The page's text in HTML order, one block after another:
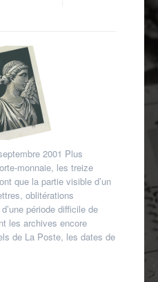
2001 Plus
monnaie, les treize
que la partie visible d’un
oblitérations
période difficile de
les archives encore
de La Poste, les dates de